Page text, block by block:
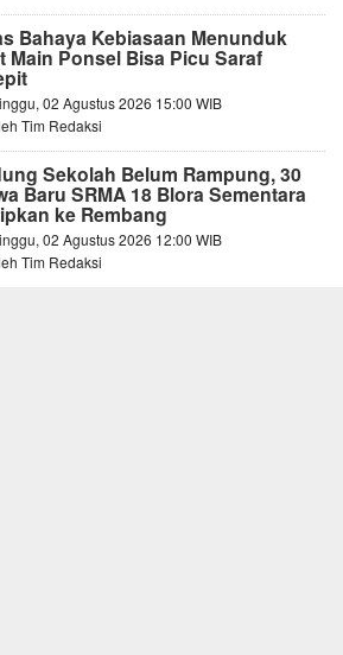
Bahaya Kebiasaan Menunduk
Main Ponsel Bisa Picu Saraf
02 Agustus 2026 15:00 WIB
Tim Redaksi
Sekolah Belum Rampung, 30
Baru SRMA 18 Blora Sementara
ke Rembang
02 Agustus 2026 12:00 WIB
Tim Redaksi